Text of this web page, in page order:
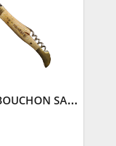
COUTEAU TIRE BOUCHON SALERS 15